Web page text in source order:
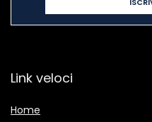
Link veloci
Home